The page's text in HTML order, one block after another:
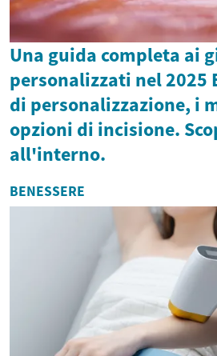
Una guida completa ai
personalizzati nel 2025
di personalizzazione, i
opzioni di incisione.
all'interno.
BENESSERE